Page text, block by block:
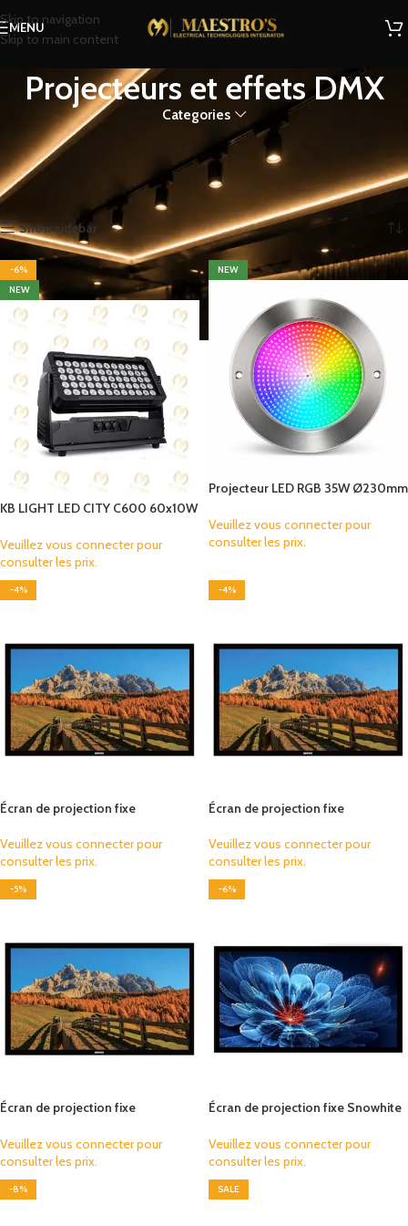
Skip to navigation
Skip to main content
MENU
Projecteurs et effets DMX
Categories
Projecteurs et effets DMX
Home Shop Éclairage DMX
Projecteurs et effets DMX
Showing 1–12 of 16 results
Show sidebar
-6%
NEW
KB LIGHT LED CITY C600 60x10W
Veuillez vous connecter pour
consulter les prix.
NEW
Projecteur LED RGB 35W Ø230mm
Inox 316
Veuillez vous connecter pour
consulter les prix.
-4%
Écran de projection fixe
Veuillez vous connecter pour
consulter les prix.
-4%
Écran de projection fixe
Veuillez vous connecter pour
consulter les prix.
-5%
Écran de projection fixe
Veuillez vous connecter pour
consulter les prix.
-6%
Écran de projection fixe Snowhite
Veuillez vous connecter pour
consulter les prix.
-8% SALE